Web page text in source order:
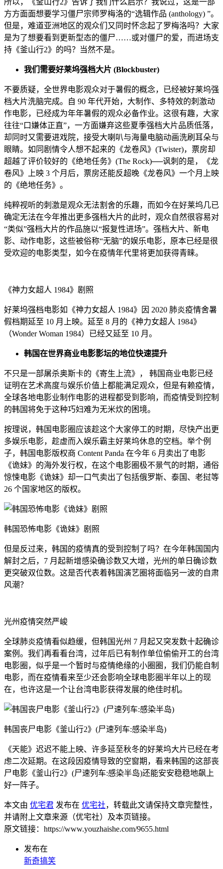
方方面面想要学习僵尸宗师罗梅洛的“选辑作品 (anthology) ”。
但是，难道亚洲地区的观众们又同时怀念起了罗梅洛吗？大家
是为了想要看到更新型态的僵尸……或对僵尸的爱，而进场支
持《釜山行2》的吗？当然不是。
我们需要好莱坞强档大片 (Blockbuster)
不要质疑，全世界电影观众对于暑假的概念，已经被好莱坞强
档大片洗脑完成。自 90 年代开始，大制作、多特效的刺激动
作电影，已经成为年年暑假的观众必备作业。这很有趣，大家
往往“口嫌体正直”，一方面嫌弃这些夏季强档大片品质低落，
却同时又需要进戏院，接受大喇叭与海量电脑动画洗刷耳朵与
眼睛。如同剧情令人想不起来的《龙卷风》(Twister)，票房却
超越了评价较好的《绝地任务》(The Rock)──讽刺的是，《龙
卷风》上映 3 个月后，票房还能反超晚《龙卷风》一个月上映
的《绝地任务》。
纯粹视听的刺激是观众无法割舍的乐趣，而如今在好莱坞几已
确定无法在今年推出更多强档大片的此时，观众自然很容易对
“类似”强档大片的作品施以“报复性进场”。强档大片、新电
影、动作电影，这些被俗称“无脑”的娱乐电影，原本已经是很
受欢迎的电影类型，如今在疫情年代里将更加获得青睐。
《神力女超人 1984》剧照
好莱坞强档电影如《神力女超人 1984》因 2020 肺炎疫情舍暑
假档期延至 10 月上映。延至 8 月的《神力女超人 1984》
（Wonder Woman 1984）已经又延至 10 月。
韩国在世界商业电影影坛的地位快速提升
不只是一部屠杀奥斯卡的《寄生上流》， 韩国商业电影已经
证明在艺术高度与娱乐价值上都能满足观众，但是有赖疫情，
全球各地电影业制作电影的进程都受到影响，而疫情受到控制
的韩国将免于这种巧妇难为无米炊的困境。
按理说，韩国电影圈应该趁这个大家停工的时期，尽快产出更
多娱乐电影，趁虚而入娱乐霸主好莱坞休息的空档。举个例
子，韩国电影版权商 Content Panda 在今年 6 月卖出了电影
《诡妹》的海外发行权，在这个电影圈极不景气的时期，通俗
惊悚电影《诡妹》却一口气卖出了包括俄罗斯、泰国、老挝等
26 个国家地区的版权。
韩国恐怖电影《诡妹》剧照
但是反过来，韩国的疫情真的受到控制了吗？在今年韩国国内
解封之后，7 月起新增感染确诊数又大增，光州的单日确诊数
更突破双位数。这是否代表着韩国演艺圈将面临另一波的自肃
风潮？
光州疫情突然严峻
全球肺炎疫情看似趋缓，但韩国光州 7 月起又突发数十起确诊
案例。我们再看看台湾，过年后已有制作单位偷偷开工的台湾
电影圈，似乎是一个暂时与疫情绝缘的小圈圈，我们仍能自制
电影，而在疫情看来至少还会影响全球电影圈半年以上的现
在，也许这是一个让台湾电影获得发展的绝佳时机。
韩国丧尸电影《釜山行2》(尸速列车:感染半岛)
《天能》迟迟不能上映、许多延至秋冬的好莱坞大片已经在考
虑二次延期。在这段因疫情导致的空窗期，看来韩国的这部丧
尸电影《釜山行2》(尸速列车:感染半岛)还能安安稳稳地飙上
好一阵子。
本文由 优宅君 发布在 优宅社，转载此文请保持文章完整性，
并请附上文章来源（优宅社）及本页链接。
原文链接：https://www.youzhaishe.com/9655.html
发布在
新奇搞笑